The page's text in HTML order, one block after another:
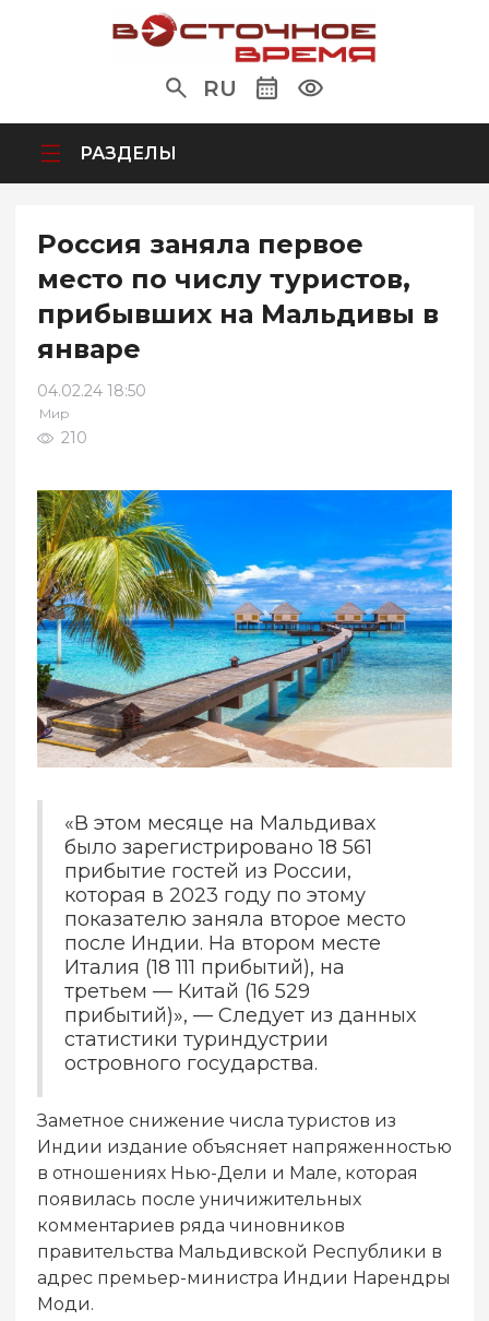
RU
РАЗДЕЛЫ
Россия заняла первое
место по числу туристов,
прибывших на Мальдивы в
январе
04.02.24 18:50
Мир
210
«В этом месяце на Мальдивах
было зарегистрировано 18 561
прибытие гостей из России,
которая в 2023 году по этому
показателю заняла второе место
после Индии. На втором месте
Италия (18 111 прибытий), на
третьем — Китай (16 529
прибытий)», — Следует из данных
статистики туриндустрии
островного государства.
Заметное снижение числа туристов из
Индии издание объясняет напряженностью
в отношениях Нью-Дели и Мале, которая
появилась после уничижительных
комментариев ряда чиновников
правительства Мальдивской Республики в
адрес премьер-министра Индии Нарендры
Моди.